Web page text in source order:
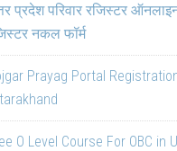
प्रदेश परिवार रजिस्टर
नकल फॉर्म
Prayag Portal
O Level Course For OBC in